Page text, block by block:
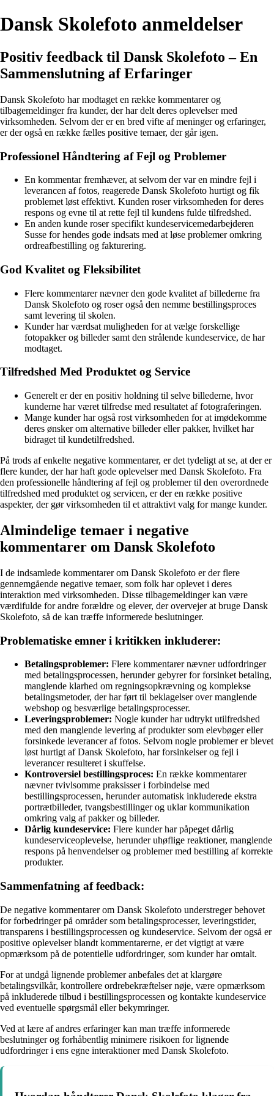
Dansk Skolefoto anmeldelser
Positiv feedback til Dansk Skolefoto – En
Sammenslutning af Erfaringer
Dansk Skolefoto har modtaget en række kommentarer og
tilbagemeldinger fra kunder, der har delt deres oplevelser med
virksomheden. Selvom der er en bred vifte af meninger og erfaringer,
er der også en række fælles positive temaer, der går igen.
Professionel Håndtering af Fejl og Problemer
En kommentar fremhæver, at selvom der var en mindre fejl i
leverancen af fotos, reagerede Dansk Skolefoto hurtigt og fik
problemet løst effektivt. Kunden roser virksomheden for deres
respons og evne til at rette fejl til kundens fulde tilfredshed.
En anden kunde roser specifikt kundeservicemedarbejderen
Susse for hendes gode indsats med at løse problemer omkring
ordreafbestilling og fakturering.
God Kvalitet og Fleksibilitet
Flere kommentarer nævner den gode kvalitet af billederne fra
Dansk Skolefoto og roser også den nemme bestillingsproces
samt levering til skolen.
Kunder har værdsat muligheden for at vælge forskellige
fotopakker og billeder samt den strålende kundeservice, de har
modtaget.
Tilfredshed Med Produktet og Service
Generelt er der en positiv holdning til selve billederne, hvor
kunderne har været tilfredse med resultatet af fotograferingen.
Mange kunder har også rost virksomheden for at imødekomme
deres ønsker om alternative billeder eller pakker, hvilket har
bidraget til kundetilfredshed.
På trods af enkelte negative kommentarer, er det tydeligt at se, at der er
flere kunder, der har haft gode oplevelser med Dansk Skolefoto. Fra
den professionelle håndtering af fejl og problemer til den overordnede
tilfredshed med produktet og servicen, er der en række positive
aspekter, der gør virksomheden til et attraktivt valg for mange kunder.
Almindelige temaer i negative
kommentarer om Dansk Skolefoto
I de indsamlede kommentarer om Dansk Skolefoto er der flere
gennemgående negative temaer, som folk har oplevet i deres
interaktion med virksomheden. Disse tilbagemeldinger kan være
værdifulde for andre forældre og elever, der overvejer at bruge Dansk
Skolefoto, så de kan træffe informerede beslutninger.
Problematiske emner i kritikken inkluderer:
Betalingsproblemer: Flere kommentarer nævner udfordringer
med betalingsprocessen, herunder gebyrer for forsinket betaling,
manglende klarhed om regningsopkrævning og komplekse
betalingsmetoder, der har ført til beklagelser over manglende
webshop og besværlige betalingsprocesser.
Leveringsproblemer: Nogle kunder har udtrykt utilfredshed
med den manglende levering af produkter som elevbøger eller
forsinkede leverancer af fotos. Selvom nogle problemer er blevet
løst hurtigt af Dansk Skolefoto, har forsinkelser og fejl i
leverancer resulteret i skuffelse.
Kontroversiel bestillingsproces: En række kommentarer
nævner tvivlsomme praksisser i forbindelse med
bestillingsprocessen, herunder automatisk inkluderede ekstra
portrætbilleder, tvangsbestillinger og uklar kommunikation
omkring valg af pakker og billeder.
Dårlig kundeservice: Flere kunder har påpeget dårlig
kundeserviceoplevelse, herunder uhøflige reaktioner, manglende
respons på henvendelser og problemer med bestilling af korrekte
produkter.
Sammenfatning af feedback:
De negative kommentarer om Dansk Skolefoto understreger behovet
for forbedringer på områder som betalingsprocesser, leveringstider,
transparens i bestillingsprocessen og kundeservice. Selvom der også er
positive oplevelser blandt kommentarerne, er det vigtigt at være
opmærksom på de potentielle udfordringer, som kunder har omtalt.
For at undgå lignende problemer anbefales det at klargøre
betalingsvilkår, kontrollere ordrebekræftelser nøje, være opmærksom
på inkluderede tilbud i bestillingsprocessen og kontakte kundeservice
ved eventuelle spørgsmål eller bekymringer.
Ved at lære af andres erfaringer kan man træffe informerede
beslutninger og forhåbentlig minimere risikoen for lignende
udfordringer i ens egne interaktioner med Dansk Skolefoto.